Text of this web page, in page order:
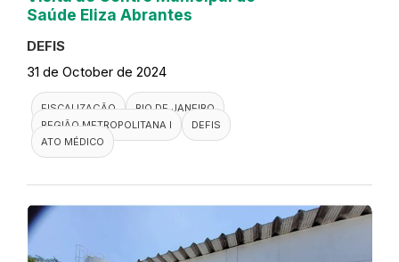
Saúde Eliza Abrantes
DEFIS
31 de October de 2024
FISCALIZAÇÃO
RIO DE JANEIRO
REGIÃO METROPOLITANA I
DEFIS
ATO MÉDICO